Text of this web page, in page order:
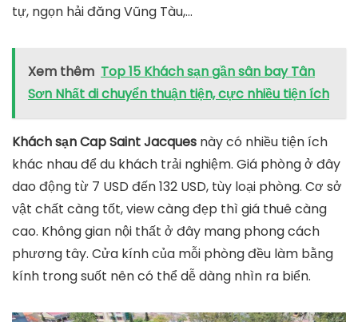
tự, ngọn hải đăng Vũng Tàu,…
Xem thêm Top 15 Khách sạn gần sân bay Tân
Sơn Nhất di chuyển thuận tiện, cực nhiều tiện ích
Khách sạn Cap Saint Jacques này có nhiều tiện ích
khác nhau để du khách trải nghiệm. Giá phòng ở đây
dao động từ 7 USD đến 132 USD, tùy loại phòng. Cơ sở
vật chất càng tốt, view càng đẹp thì giá thuê càng
cao. Không gian nội thất ở đây mang phong cách
phương tây. Cửa kính của mỗi phòng đều làm bằng
kính trong suốt nên có thể dễ dàng nhìn ra biển.